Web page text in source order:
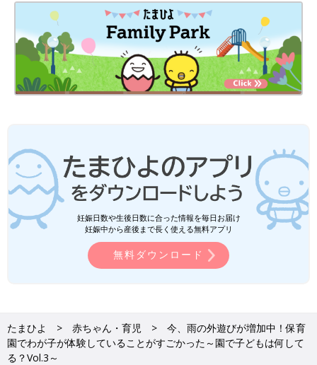
園の先生が、子どもに考えさせているのがすごいと思いま
した。私だったらすぐに「雨だからカッパを着ていこうね」と答
えを言いたくなってしまいます。
豆先生：そうなんです。ドキュメンテーションを見るとわかるよ
ます。
子どもは、大人が思うよりずっとたくさんのことを考えることが
できるし、
驚くようなアイディアで突破する力もある
んです。
「雨だからカッパを着せる」と大人が決めたり、やらせてしまう
のは、子どもたち自身で考える機会をもつという観点ではもった
いないことだと思います。
最初は「雨の外遊びだなんて汚れた服が増える！」と思っ
すね。
豆先生：そうなんです。泥んこになってきたら「今日もうちの子
妊娠日数や生後日数に合った情報を毎日お届け
妊娠中から産後まで長く使える無料アプリ
無料ダウンロード
たまひよ 赤ちゃん・育児
今、雨の外遊びが増加中！保育
園でわが子が体験していることがすごかった～園で子どもは何して
る？Vol.3～